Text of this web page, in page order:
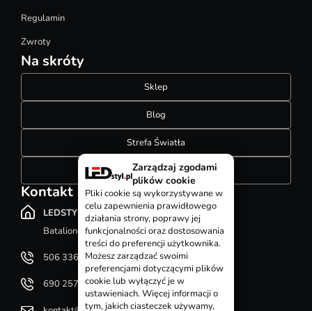
Regulamin
Zwroty
Na skróty
Sklep
Blog
Strefa Światła
Konfigurator szynoprzewodów
Kontakt
LEDSTYL.pl
Batalionów Chłopskich 12, 94-058 Łódź
506 336 320
690 257 092
Zarządzaj zgodami
plików cookie
Pliki cookie są wykorzystywane w
celu zapewnienia prawidłowego
działania strony, poprawy jej
funkcjonalności oraz dostosowania
treści do preferencji użytkownika.
Możesz zarządzać swoimi
preferencjami dotyczącymi plików
cookie lub wyłączyć je w
ustawieniach. Więcej informacji o
tym, jakich ciasteczek używamy,